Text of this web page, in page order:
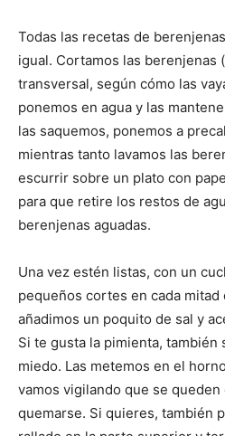
Todas las recetas de
igual. Cortamos las berenjenas
transversal, según cómo las
ponemos en agua y las
las saquemos, ponemos a
mientras tanto lavamos las
escurrir sobre un plato con
para que retire los restos de
berenjenas aguadas.
Una vez estén listas, con un
pequeños cortes en cada mitad
añadimos un poquito de sal y
Si te gusta la pimienta, también
miedo. Las metemos en el
vamos vigilando que se
quemarse. Si quieres, también